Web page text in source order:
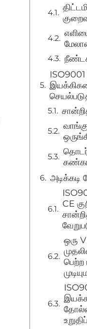
அடிக்கடி
CE
ஒரு